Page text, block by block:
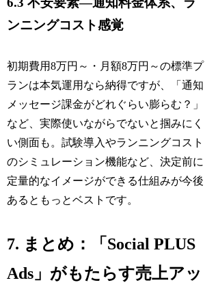
ンニングコスト感覚
初期費用8万円～・月額8万円～の標準プ
ランは本気運用なら納得ですが、「通知
メッセージ課金がどれぐらい膨らむ？」
など、実際使いながらでないと掴みにく
い側面も。試験導入やランニングコスト
のシミュレーション機能など、決定前に
定量的なイメージができる仕組みが今後
あるともっとベストです。
7. まとめ：「Social PLUS
Ads」がもたらす売上アッ